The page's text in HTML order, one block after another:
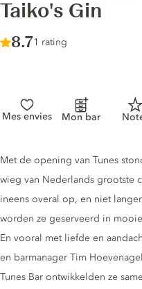
Taiko's Gin
Score :
8.7/ 10
1 rating
Mes envies Mon bar
Gin description
Met de opening van Tunes
wieg van Nederlands grootste
ineens overal op, en niet
worden ze geserveerd in
En vooral met liefde en
en barmanager Tim
Tunes Bar ontwikkelden ze